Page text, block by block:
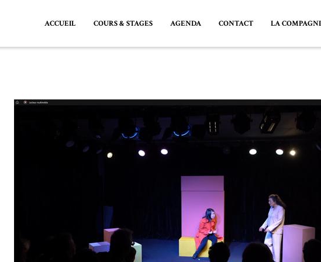
ACCUEIL COURS & STAGES AGENDA CONTACT LA